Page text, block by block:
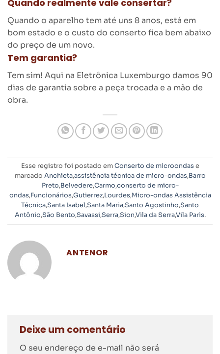
Quando realmente vale consertar?
Quando o aparelho tem até uns 8 anos, está em
bom estado e o custo do conserto fica bem abaixo
do preço de um novo.
Tem garantia?
Tem sim! Aqui na Eletrônica Luxemburgo damos 90
dias de garantia sobre a peça trocada e a mão de
obra.
Esse registro foi postado emConserto de microondase
marcado Anchieta,assistência técnica de micro-ondas,Barro
Preto,Belvedere,Carmo,conserto de micro-
ondas,Funcionários,Gutierrez,Lourdes,Micro-ondas Assistência
Técnica,Santa Isabel,Santa Maria,Santo Agostinho,Santo
Antônio,São Bento,Savassi,Serra,Sion,Vila da Serra,Vila Paris.
ANTENOR
Deixe um comentário
O seu endereço de e-mail não será